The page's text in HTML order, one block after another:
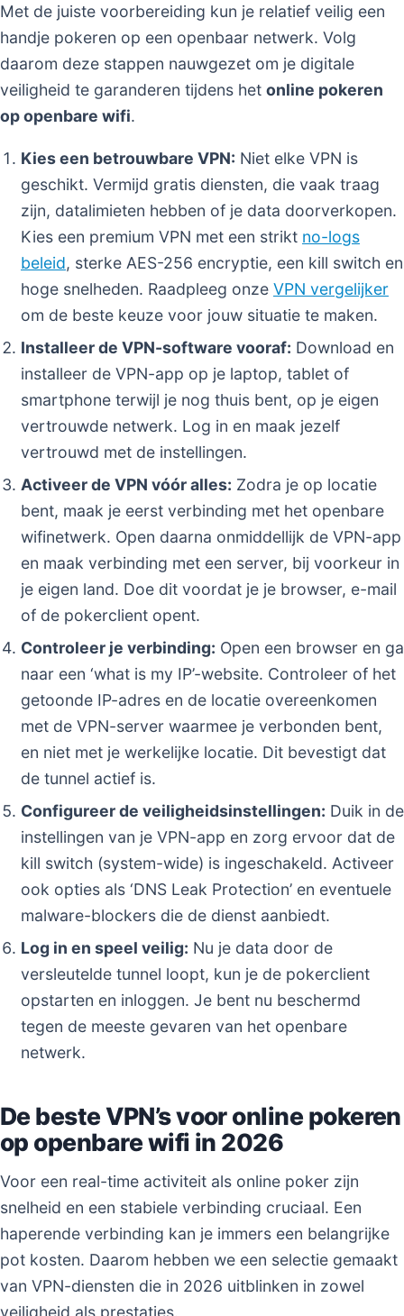
Met de juiste voorbereiding kun je relatief veilig een
handje pokeren op een openbaar netwerk. Volg
daarom deze stappen nauwgezet om je digitale
veiligheid te garanderen tijdens het online pokeren
op openbare wifi.
Kies een betrouwbare VPN: Niet elke VPN is
geschikt. Vermijd gratis diensten, die vaak traag
zijn, datalimieten hebben of je data doorverkopen.
Kies een premium VPN met een strikt no-logs
beleid, sterke AES-256 encryptie, een kill switch en
hoge snelheden. Raadpleeg onze VPN vergelijker
om de beste keuze voor jouw situatie te maken.
Installeer de VPN-software vooraf: Download en
installeer de VPN-app op je laptop, tablet of
smartphone terwijl je nog thuis bent, op je eigen
vertrouwde netwerk. Log in en maak jezelf
vertrouwd met de instellingen.
Activeer de VPN vóór alles: Zodra je op locatie
bent, maak je eerst verbinding met het openbare
wifinetwerk. Open daarna onmiddellijk de VPN-app
en maak verbinding met een server, bij voorkeur in
je eigen land. Doe dit voordat je je browser, e-mail
of de pokerclient opent.
Controleer je verbinding: Open een browser en ga
naar een ‘what is my IP’-website. Controleer of het
getoonde IP-adres en de locatie overeenkomen
met de VPN-server waarmee je verbonden bent,
en niet met je werkelijke locatie. Dit bevestigt dat
de tunnel actief is.
Configureer de veiligheidsinstellingen: Duik in de
instellingen van je VPN-app en zorg ervoor dat de
kill switch (system-wide) is ingeschakeld. Activeer
ook opties als ‘DNS Leak Protection’ en eventuele
malware-blockers die de dienst aanbiedt.
Log in en speel veilig: Nu je data door de
versleutelde tunnel loopt, kun je de pokerclient
opstarten en inloggen. Je bent nu beschermd
tegen de meeste gevaren van het openbare
netwerk.
De beste VPN’s voor online pokeren
op openbare wifi in 2026
Voor een real-time activiteit als online poker zijn
snelheid en een stabiele verbinding cruciaal. Een
haperende verbinding kan je immers een belangrijke
pot kosten. Daarom hebben we een selectie gemaakt
van VPN-diensten die in 2026 uitblinken in zowel
veiligheid als prestaties.